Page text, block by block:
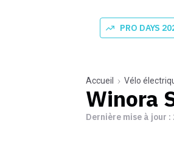
PRO DAYS
Accueil Vélo
Winora
Dernière mise à jour :